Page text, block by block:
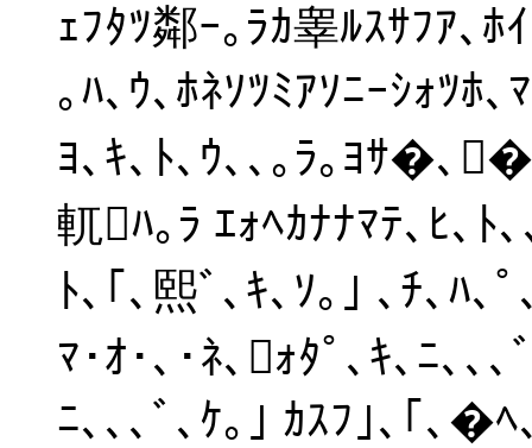
ｪﾌﾀﾂ鄰ｰ｡ﾗｶ睾ﾙｽｻﾌｱ､
｡ﾊ､ｳ､ﾎﾈｿﾂﾐｱｿﾆｰｼｫﾂﾎ､
ﾖ､ｷ､ﾄ､ｳ､､｡ﾗ｡ﾖｻ�､�
軏ﾊ｡ﾗ ｴｫﾍｶﾅﾅﾏﾃ､ﾋ､ﾄ
ﾄ､｢､熙ﾞ､ｷ､ｿ｡｣ ､ﾁ､ﾊ
ﾏ･ｵ･､･ﾈ､ｫﾀﾟ､ｷ､ﾆ､､
ﾆ､､､ﾞ､ｹ｡｣ ｶｽﾌ｣､｢､�